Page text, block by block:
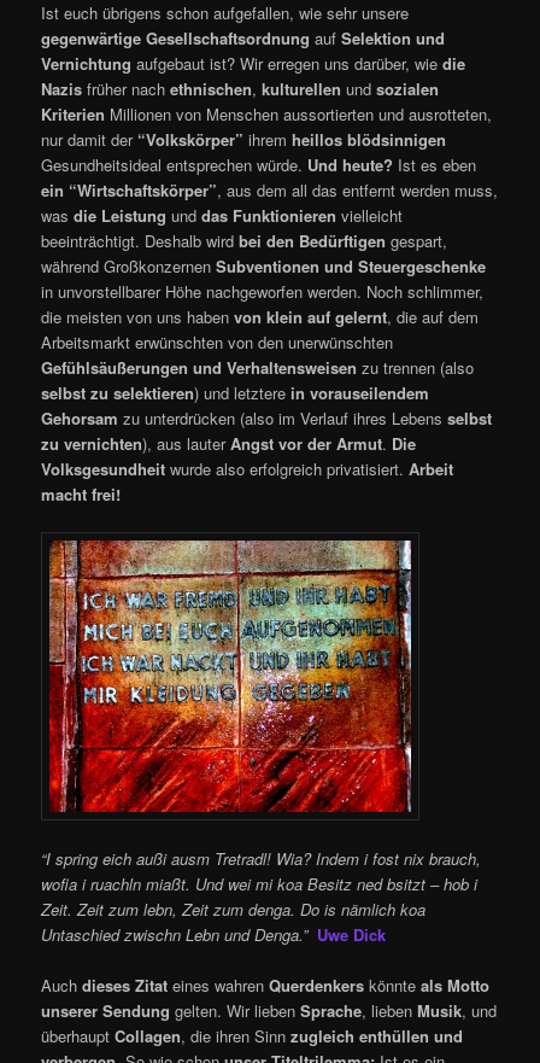
Ist euch übrigens schon aufgefallen, wie sehr unsere
gegenwärtige Gesellschaftsordnung aufSelektion und
Vernichtung aufgebaut ist? Wir erregen uns darüber, wiedie
Nazis früher nachethnischen,kulturellen undsozialen
Kriterien Millionen von Menschen aussortierten und ausrotteten,
nur damit der “Volkskörper” ihrem heillos blödsinnigen
Gesundheitsideal entsprechen würde. Und heute? Ist es eben
ein “Wirtschaftskörper”, aus dem all das entfernt werden muss,
wasdie Leistung unddas Funktionieren vielleicht
beeinträchtigt. Deshalb wirdbei den Bedürftigen gespart,
während GroßkonzernenSubventionen und Steuergeschenke
in unvorstellbarer Höhe nachgeworfen werden. Noch schlimmer,
die meisten von uns habenvon klein auf gelernt, die auf dem
Arbeitsmarkt erwünschten von den unerwünschten
Gefühlsäußerungen und Verhaltensweisen zu trennen (also
selbst zu selektieren) und letztere in vorauseilendem
Gehorsam zu unterdrücken (also im Verlauf ihres Lebensselbst
zu vernichten), aus lauterAngst vor der Armut. Die
Volksgesundheit wurde also erfolgreich privatisiert.Arbeit
macht frei!
“I spring eich außi ausm Tretradl! Wia? Indem i fost nix brauch,
wofia i ruachln miaßt. Und wei mi koa Besitz ned bsitzt – hob i
Zeit. Zeit zum lebn, Zeit zum denga. Do is nämlich koa
Untaschied zwischn Lebn und Denga.” Uwe Dick
Auchdieses Zitat eines wahrenQuerdenkers könnteals Motto
unserer Sendung gelten. Wir liebenSprache, liebenMusik, und
überhauptCollagen, die ihren Sinnzugleich enthüllen und